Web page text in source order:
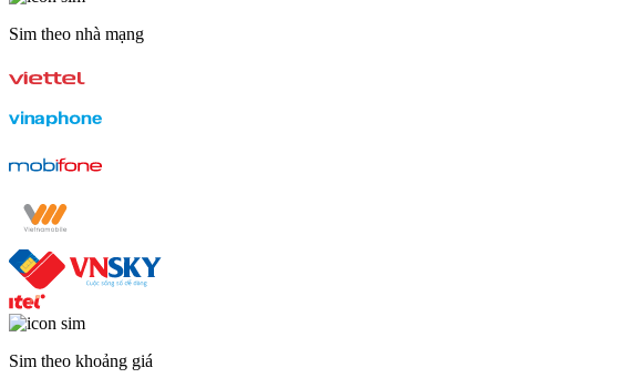
Sim theo nhà mạng
Sim theo khoảng giá